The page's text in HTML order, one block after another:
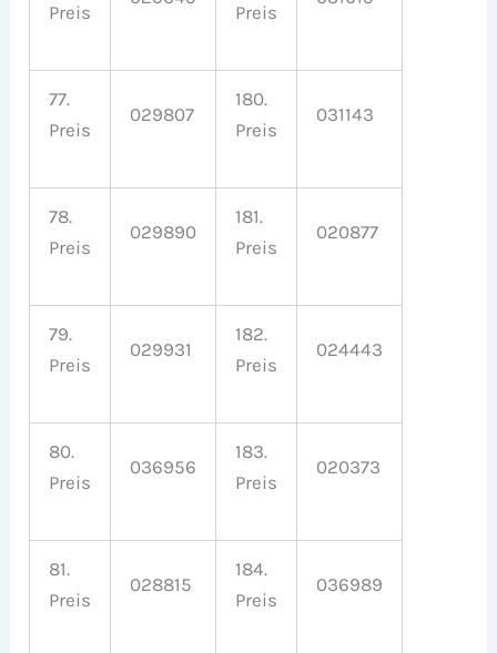
Preis Preis
77.
Preis
029807
180.
Preis
031143
78.
Preis
029890
181.
Preis
020877
79.
Preis
029931
182.
Preis
024443
80.
Preis
036956
183.
Preis
020373
81.
Preis
028815
184.
Preis
036989